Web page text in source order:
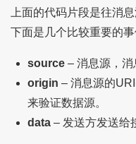
上面的代码片段是往消
下面是几个比较重要的事
source– 消息源，消
origin – 消息源的
来验证数据源。
data– 发送方发送给